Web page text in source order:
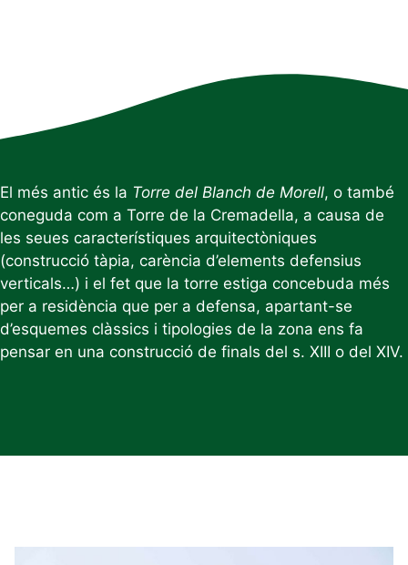
El més antic és la Torre del Blanch de Morell, o també
coneguda com a Torre de la Cremadella, a causa de
les seues característiques arquitectòniques
(construcció tàpia, carència d’elements defensius
verticals…) i el fet que la torre estiga concebuda més
per a residència que per a defensa, apartant-se
d’esquemes clàssics i tipologies de la zona ens fa
pensar en una construcció de finals del s. XIII o del XIV.